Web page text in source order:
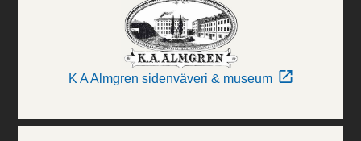
K A Almgren sidenväveri & museum